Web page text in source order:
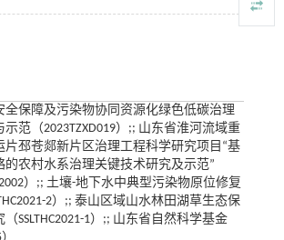
全保障及污染物协同资源化绿色低碳治理
范（2023TZXD019）;; 山东省淮河流域重
片邳苍郯新片区治理工程科学研究项目“基
的农村水系治理关键技术研究及示范”
）;; 土壤-地下水中典型污染物原位修复
2）;; 泰山区域山水林田湖草生态保
SSLTHC2021-1）;; 山东省自然科学基金